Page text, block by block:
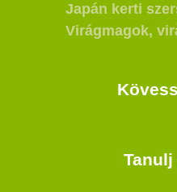
Japán kerti
Virágmagok,